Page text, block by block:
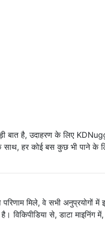
बात है, उदाहरण के लिए
के साथ, हर कोई बस कुछ भी पाने के
मिले, वे सभी अनुप्रयोगों में
से, डाटा माइनिंग